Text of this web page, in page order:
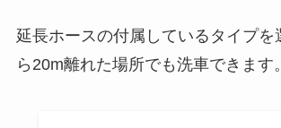
延長ホースの付属しているタイプを
ら20m離れた場所でも洗車できます。